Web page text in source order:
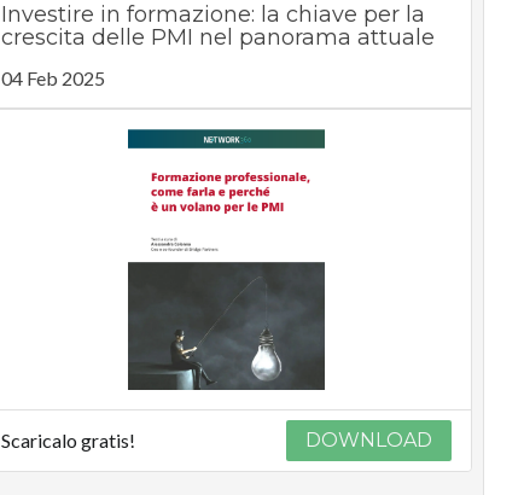
economy
Intelligenza
Videointerviste
Le
CorCom
Podcast
Privacy
Investire in formazione: la chiave per la
crescita delle PMI nel panorama attuale
04 Feb 2025
Scaricalo gratis! DOWNLOAD